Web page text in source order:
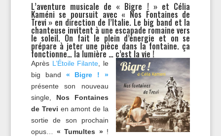
L’aventure musicale de « Bigre ! » et Célia
Kaméni se poursuit avec « Nos Fontaines de
Trevi » en direction de l’Italie. Le big band et la
chanteuse invitent à une escapade romaine vers
le soleil. On fait le plein d’énergie et on se
prépare à jeter une pièce dans la fontaine. ça
fonctionne… la lumière … c’est la vie !
Après L’Étoile Filante , le
big band « Bigre ! »
présente son nouveau
single, Nos Fontaines
de Trevi en amont de la
sortie de son prochain
opus…« Tumultes »!